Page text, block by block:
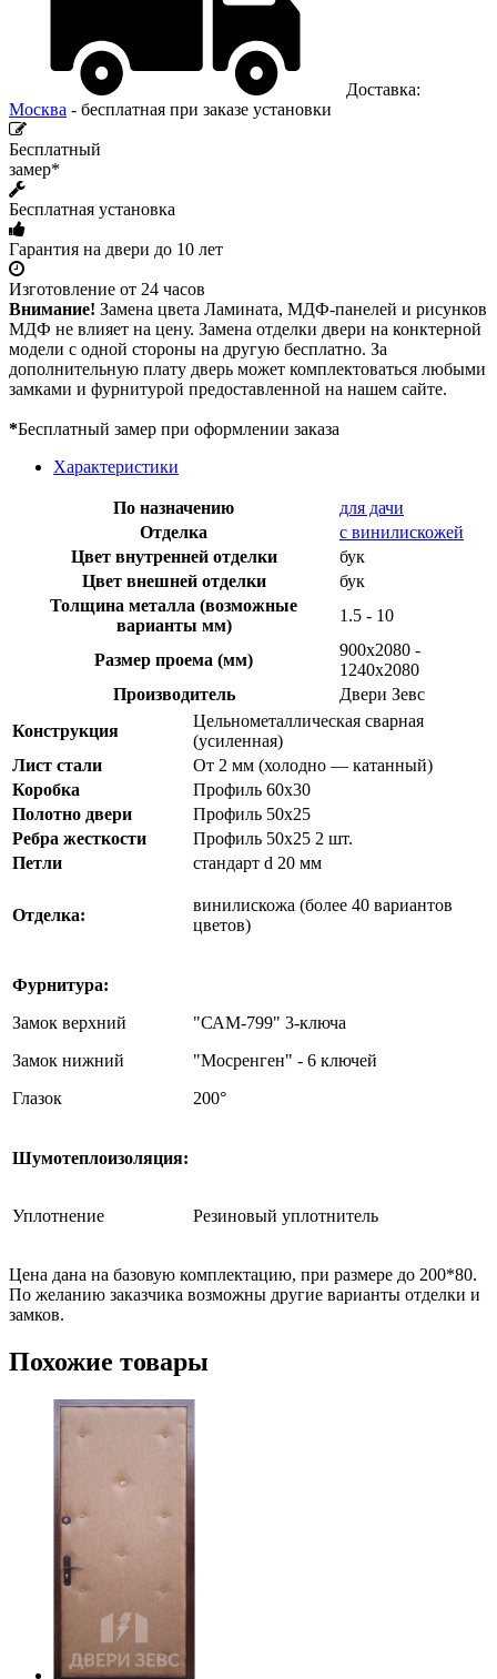
Доставка:
Москва - бесплатная при заказе установки
Бесплатный
замер*
Бесплатная установка
Гарантия на двери до 10 лет
Изготовление от 24 часов
Внимание! Замена цвета Ламината, МДФ-панелей и рисунков
МДФ не влияет на цену. Замена отделки двери на конктерной
модели с одной стороны на другую бесплатно. За
дополнительную плату дверь может комплектоваться любыми
замками и фурнитурой предоставленной на нашем сайте.
*Бесплатный замер при оформлении заказа
Характеристики
По назначению
для дачи
Отделка
с винилискожей
Цвет внутренней отделки
бук
Цвет внешней отделки
бук
Толщина металла (возможные
варианты мм)
1.5 - 10
Размер проема (мм)
900х2080 -
1240х2080
Производитель
Двери Зевс
Конструкция
Цельнометаллическая сварная
(усиленная)
Лист стали
От 2 мм (холодно — катанный)
Коробка
Профиль 60х30
Полотно двери
Профиль 50х25
Ребра жесткости
Профиль 50х25 2 шт.
Петли
стандарт d 20 мм
Отделка:
винилискожа (более 40 вариантов
цветов)
Фурнитура:
Замок верхний
Замок нижний
Глазок
"САМ-799" 3-ключа
"Мосренген" - 6 ключей
200°
Шумотеплоизоляция:
Уплотнение Резиновый уплотнитель
Цена дана на базовую комплектацию, при размере до 200*80.
По желанию заказчика возможны другие варианты отделки и
замков.
Похожие товары